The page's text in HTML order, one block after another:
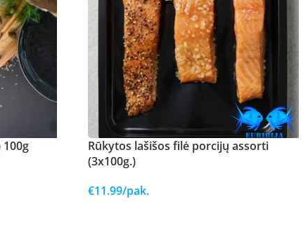
Rūkytos lašišos filė porcijų assorti
(3x100g.)
€11.99/pak.